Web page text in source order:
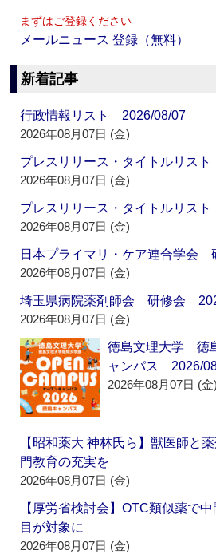
まずはご登録ください
メールニュース 登録（無料）
新着記事
行政情報リスト 2026/08/07
2026年08月07日 (金)
プレスリリース・タイトルリス
2026年08月07日 (金)
プレスリリース・タイトルリス
2026年08月07日 (金)
日本プライマリ・ケア連合学会
2026年08月07日 (金)
埼玉県病院薬剤師会 研修会
2026年08月07日 (金)
徳島文理大学 徳
ャンパス 2026/
2026年08月07日 (金)
【昭和薬大 神林氏ら】獣医師と
門教育の充実を
2026年08月07日 (金)
【厚労省検討会】OTC類似薬で
目が対象に
2026年08月07日 (金)